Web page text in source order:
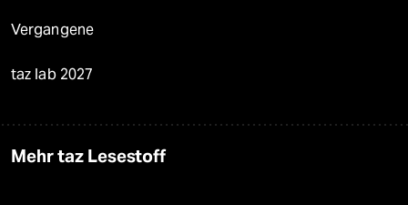
Vergangene
taz lab 2027
Mehr taz Lesestoff